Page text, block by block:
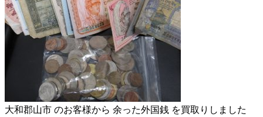
大和郡山市 のお客様から 余った外国銭 を買取りしました